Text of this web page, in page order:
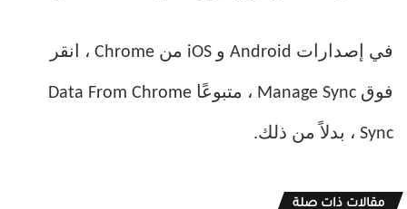
في إصدارات Android و iOS من Chrome ، انقر
فوق Manage Sync ، متبوعًا Data From Chrome
Sync ، بدلاً من ذلك.
مقالات ذات صلة